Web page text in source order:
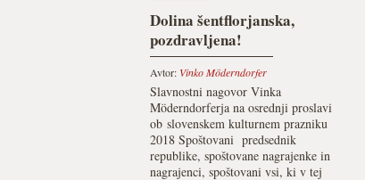
Dolina šentflorjanska,
pozdravljena!
Avtor: Vinko Möderndorfer
Slavnostni nagovor Vinka
Möderndorferja na osrednji proslavi
ob slovenskem kulturnem prazniku
2018 Spoštovani predsednik
republike, spoštovane nagrajenke in
nagrajenci, spoštovani vsi, ki v tej